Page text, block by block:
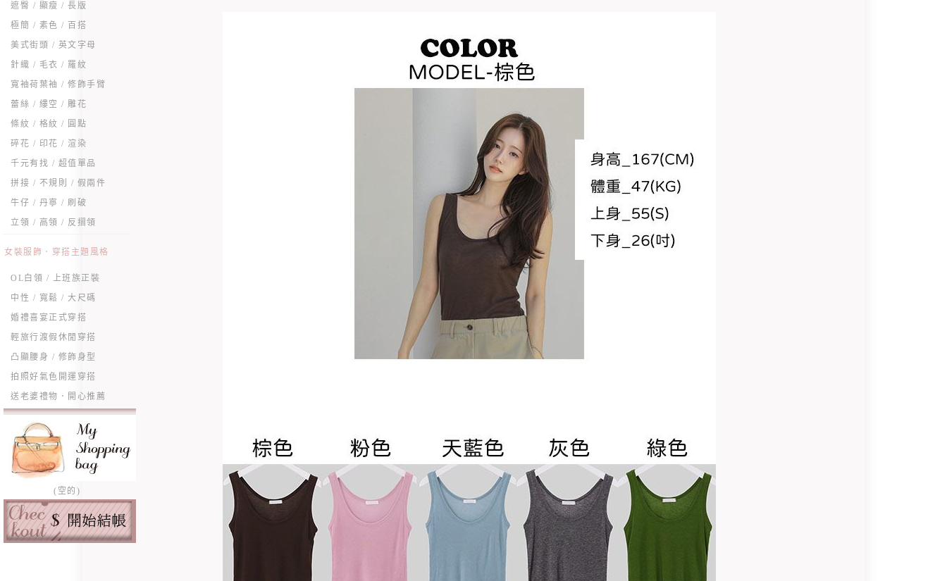
遮臀 / 顯瘦 / 長版
極簡 / 素色 / 百搭
美式街頭 / 英文字母
針織 / 毛衣 / 羅紋
寬袖荷葉袖 / 修飾手臂
蕾絲 / 縷空 / 雕花
條紋 / 格紋 / 圓點
碎花 / 印花 / 渲染
千元有找 / 超值單品
拼接 / 不規則 / 假兩件
牛仔 / 丹寧 / 刷破
立領 / 高領 / 反摺領
女裝服飾．穿搭主題風格
OL白領 / 上班族正裝
中性 / 寬鬆 / 大尺碼
婚禮喜宴正式穿搭
輕旅行渡假休閒穿搭
凸顯腰身 / 修飾身型
拍照好氣色開運穿搭
送老婆禮物．開心推薦
(空的)